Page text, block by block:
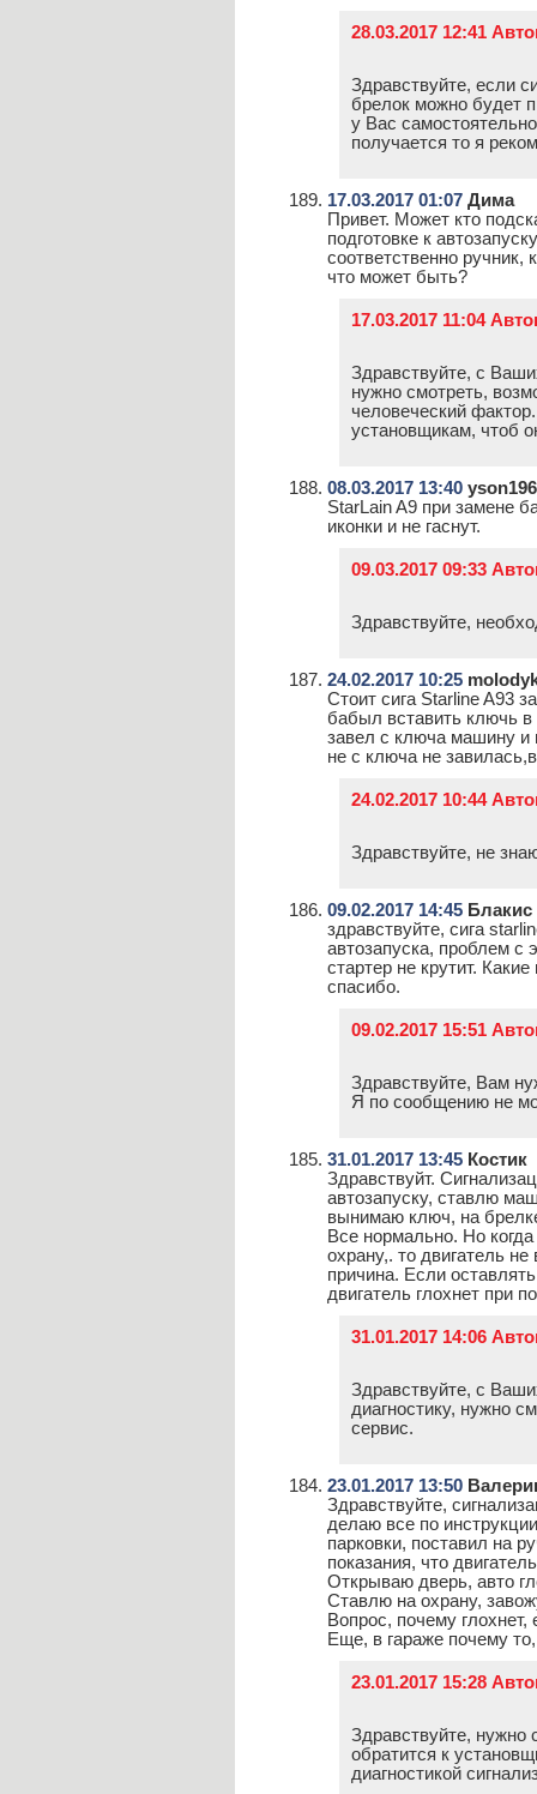
28.03.2017 12:41
Здравствуйте, если
брелок можно будет
у Вас
получается то я
17.03.2017 01:07 Дима
Привет. Может кто
подготовке к
соответственно
что может быть?
17.03.2017 11:04
Здравствуйте, с
нужно смотреть,
человеческий
установщикам, чтоб
08.03.2017 13:40
StarLain A9 при замене
иконки и не гаснут.
09.03.2017 09:33
Здравствуйте,
24.02.2017 10:25
Стоит сига Starline A93
бабыл вставить ключь в
завел с ключа машину и
не с ключа не
24.02.2017 10:44
Здравствуйте, не
09.02.2017 14:45 Блакис
здравствуйте, сига
автозапуска, проблем с
стартер не крутит.
спасибо.
09.02.2017 15:51
Здравствуйте, Вам
Я по сообщению не
31.01.2017 13:45 Костик
Здравствуйт.
автозапуску, ставлю
вынимаю ключ, на
Все нормально. Но
охрану,. то двигатель
причина. Если
двигатель глохнет при
31.01.2017 14:06
Здравствуйте, с
диагностику, нужно
сервис.
23.01.2017 13:50
Здравствуйте,
делаю все по
парковки, поставил на
показания, что
Открываю дверь, авто
Ставлю на охрану,
Вопрос, почему
Еще, в гараже почему
23.01.2017 15:28
Здравствуйте, нужно
обратится к
диагностикой